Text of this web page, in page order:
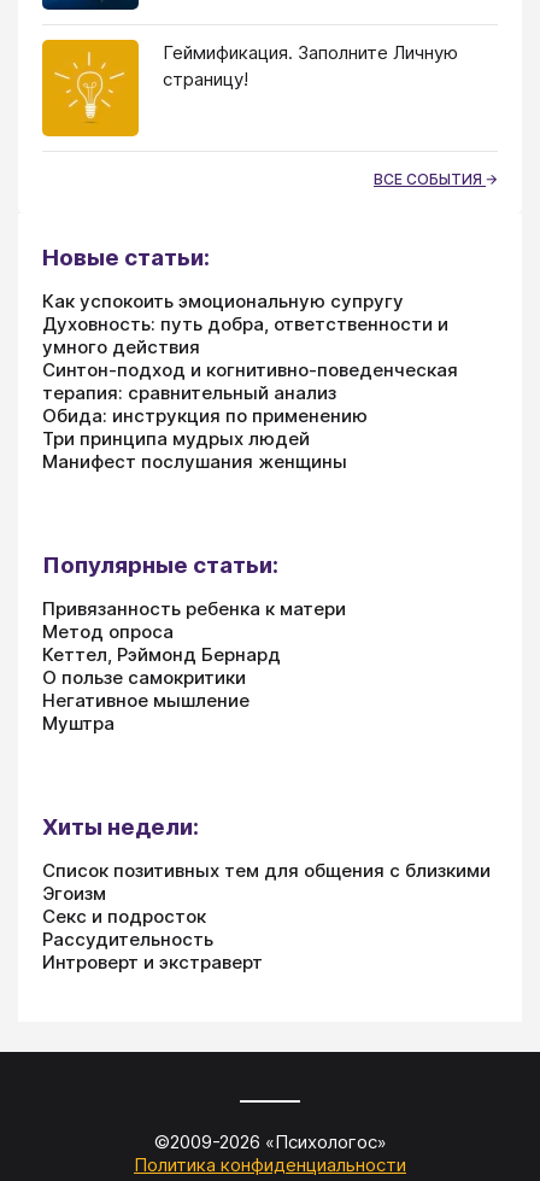
Геймификация. Заполните Личную
страницу!
ВСЕ СОБЫТИЯ
Новые статьи:
Как успокоить эмоциональную супругу
Духовность: путь добра, ответственности и
умного действия
Синтон-подход и когнитивно-поведенческая
терапия: сравнительный анализ
Обида: инструкция по применению
Три принципа мудрых людей
Манифест послушания женщины
Популярные статьи:
Привязанность ребенка к матери
Метод опроса
Кеттел, Рэймонд Бернард
О пользе самокритики
Негативное мышление
Муштра
Хиты недели:
Список позитивных тем для общения с близкими
Эгоизм
Секс и подросток
Рассудительность
Интроверт и экстраверт
©2009-2026 «Психологос»
Политика конфиденциальности